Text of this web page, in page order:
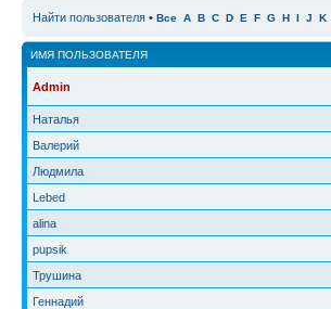
Найти пользователя • Все A B C D E F G H I J K
ИМЯ ПОЛЬЗОВАТЕЛЯ
Admin
Наталья
Валерий
Людмила
Lebed
alina
pupsik
Трушина
Геннадий